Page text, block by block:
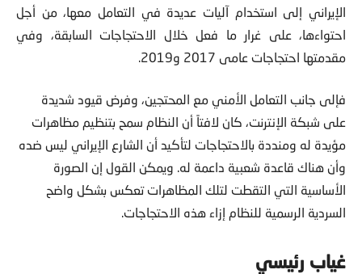
الإيراني إلى استخدام آليات عديدة في التعامل معها، من أجل
احتواءها، على غرار ما فعل خلال الاحتجاجات السابقة، وفي
مقدمتها احتجاجات عامى 2017 و2019.
فإلى جانب التعامل الأمني مع المحتجين، وفرض قيود شديدة
على شبكة الإنترنت، كان لافتاً أن النظام سمح بتنظيم مظاهرات
مؤيدة له ومنددة بالاحتجاجات لتأكيد أن الشارع الإيراني ليس ضده
وأن هناك قاعدة شعبية داعمة له. ويمكن القول إن الصورة
الأساسية التي التقطت لتلك المظاهرات تعكس بشكل واضح
السردية الرسمية للنظام إزاء هذه الاحتجاجات.
غياب رئيسي